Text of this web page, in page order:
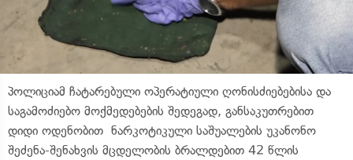
პოლიციამ ჩატარებული ოპერატიული ღონისძიებებისა და
საგამოძიებო მოქმედებების შედეგად, განსაკუთრებით
დიდი ოდენობით ნარკოტიკული საშუალების უკანონო
შეძენა-შენახვის მცდელობის ბრალდებით 42 წლის